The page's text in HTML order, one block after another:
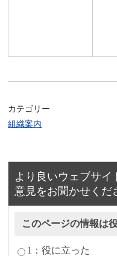
カテゴリー
組織案内
より良いウェブサ
意見をお聞かせくだ
このページの情報は
1：役に立った